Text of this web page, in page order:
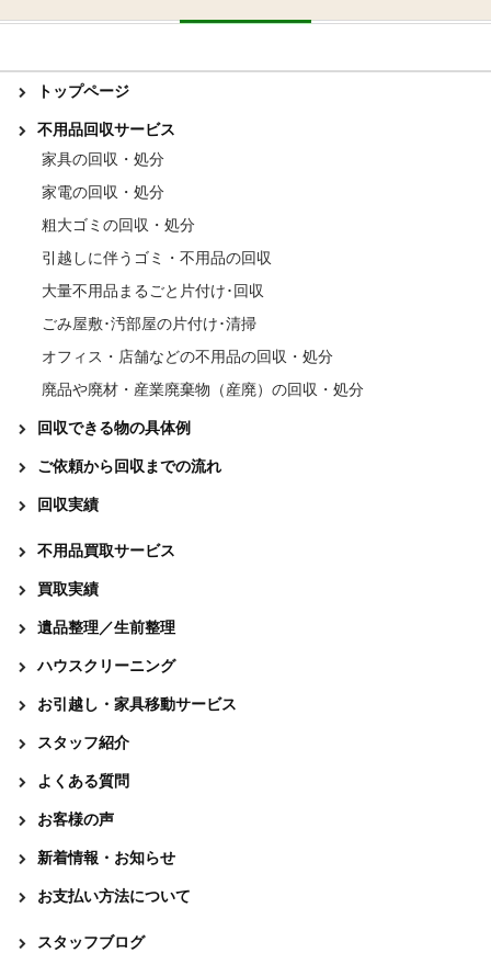
トップページ
不用品回収サービス
家具の回収・処分
家電の回収・処分
粗大ゴミの回収・処分
引越しに伴うゴミ・不用品の回収
大量不用品まるごと片付け･回収
ごみ屋敷･汚部屋の片付け･清掃
オフィス・店舗などの不用品の回収・処分
廃品や廃材・産業廃棄物（産廃）の回収・処分
回収できる物の具体例
ご依頼から回収までの流れ
回収実績
不用品買取サービス
買取実績
遺品整理／生前整理
ハウスクリーニング
お引越し・家具移動サービス
スタッフ紹介
よくある質問
お客様の声
新着情報・お知らせ
お支払い方法について
スタッフブログ